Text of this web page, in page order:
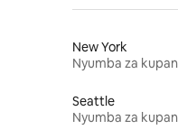
New York
Seattle